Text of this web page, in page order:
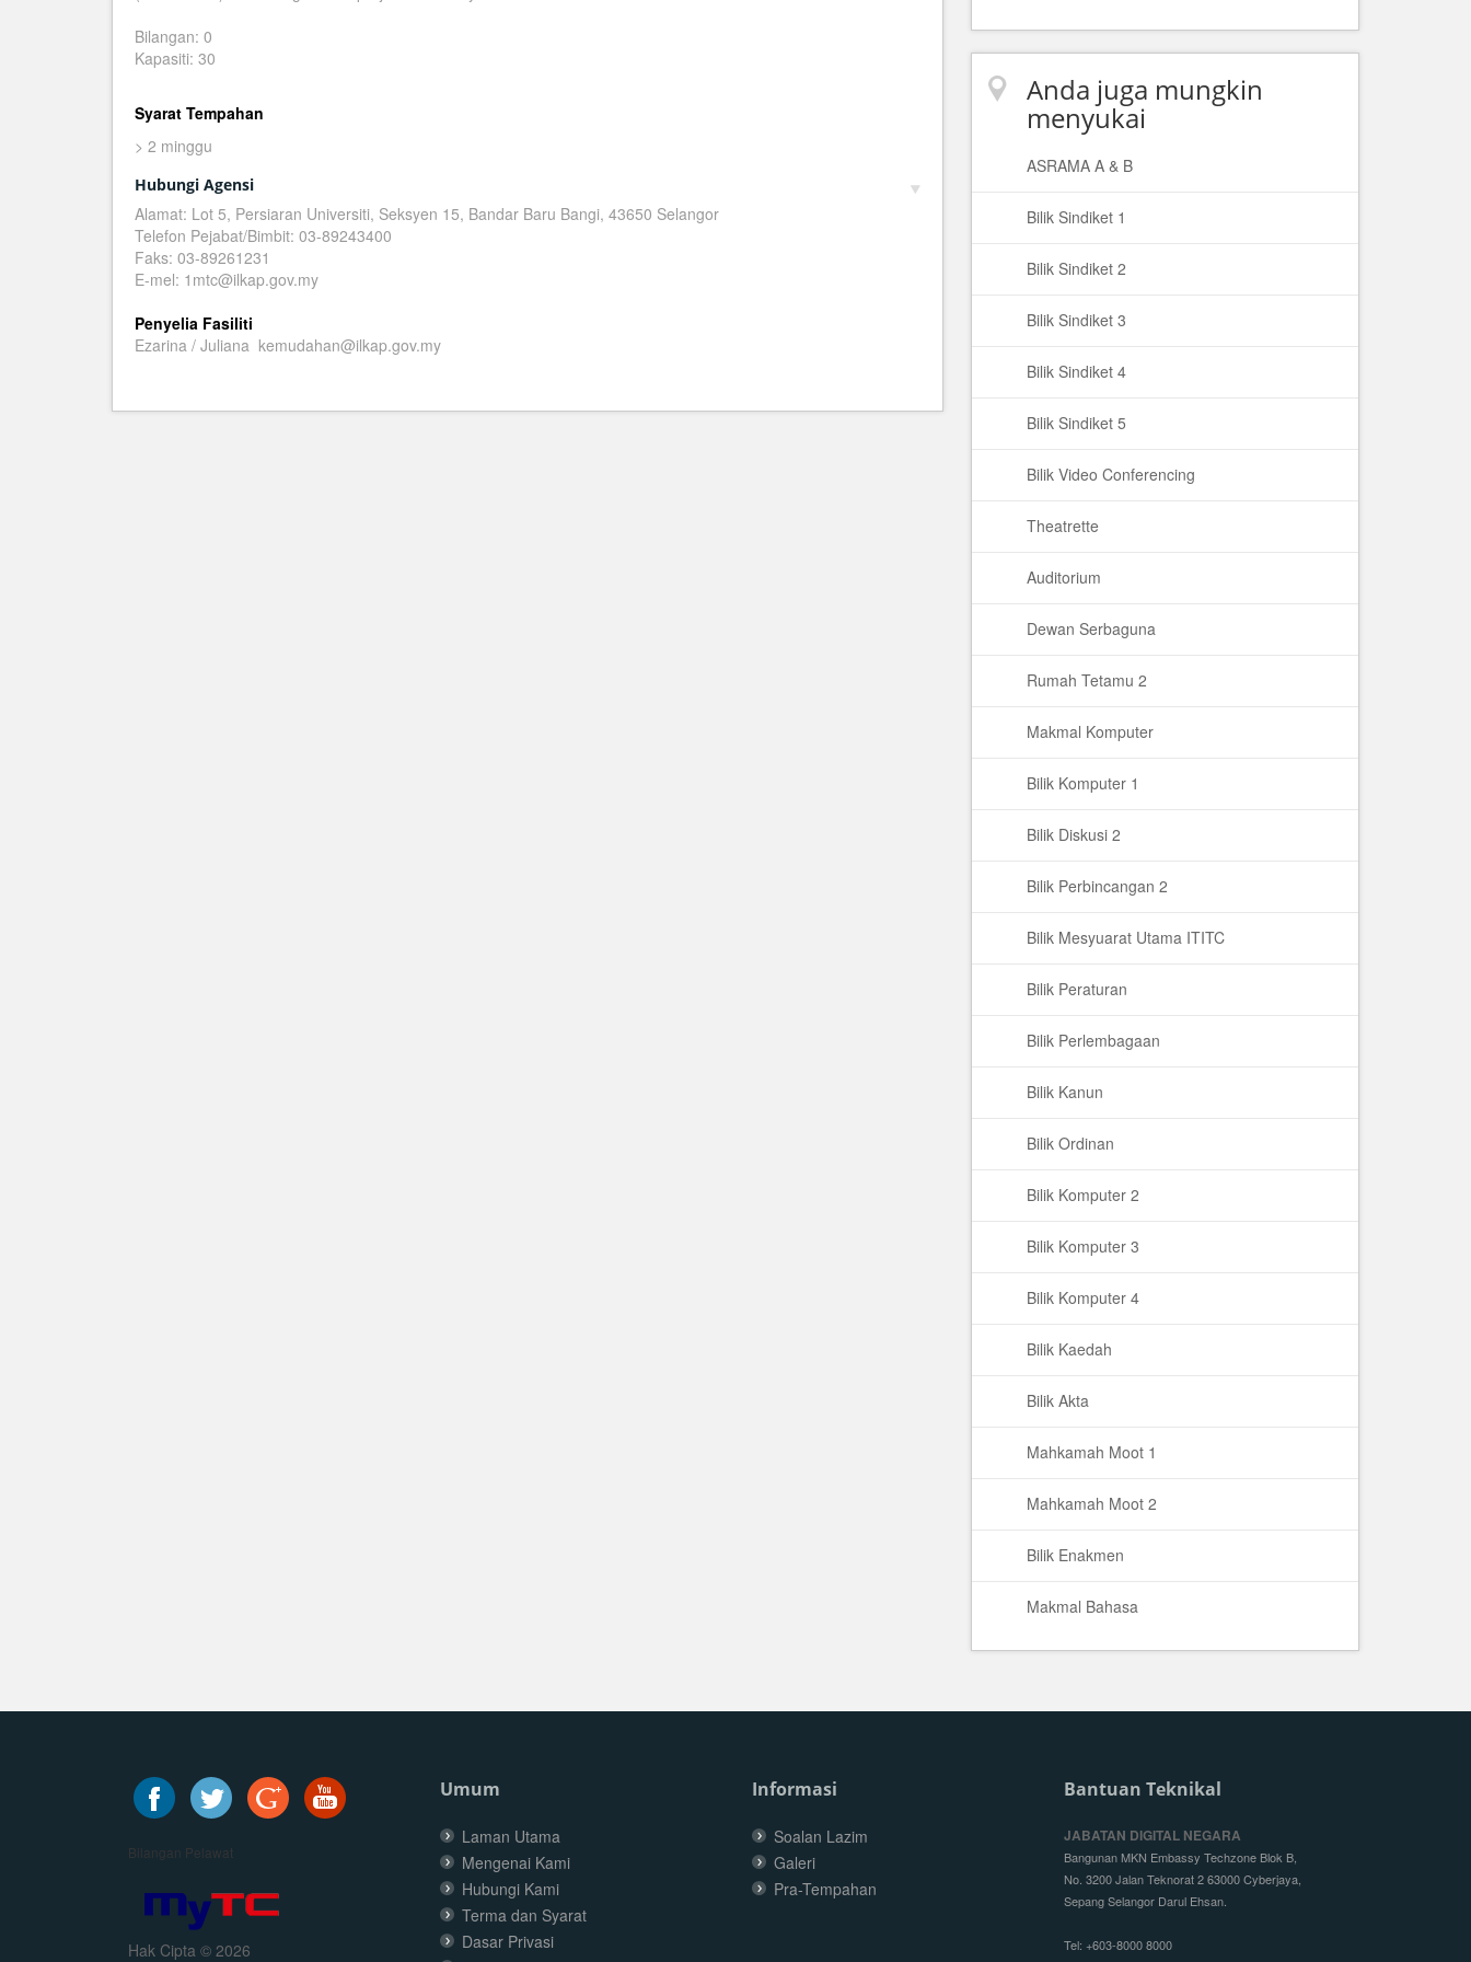
Bilangan: 0
Kapasiti: 30
Syarat Tempahan
> 2 minggu
Hubungi Agensi
Alamat: Lot 5, Persiaran Universiti, Seksyen 15, Bandar Baru Bangi, 43650 Selangor
Telefon Pejabat/Bimbit: 03-89243400
Faks: 03-89261231
E-mel: 1mtc@ilkap.gov.my
Penyelia Fasiliti
Ezarina / Juliana kemudahan@ilkap.gov.my
Anda juga mungkin
menyukai
ASRAMA A & B
Bilik Sindiket 1
Bilik Sindiket 2
Bilik Sindiket 3
Bilik Sindiket 4
Bilik Sindiket 5
Bilik Video Conferencing
Theatrette
Auditorium
Dewan Serbaguna
Rumah Tetamu 2
Makmal Komputer
Bilik Komputer 1
Bilik Diskusi 2
Bilik Perbincangan 2
Bilik Mesyuarat Utama ITITC
Bilik Peraturan
Bilik Perlembagaan
Bilik Kanun
Bilik Ordinan
Bilik Komputer 2
Bilik Komputer 3
Bilik Komputer 4
Bilik Kaedah
Bilik Akta
Mahkamah Moot 1
Mahkamah Moot 2
Bilik Enakmen
Makmal Bahasa
Bilangan Pelawat
Hak Cipta © 2026
Umum
Laman Utama
Mengenai Kami
Hubungi Kami
Terma dan Syarat
Dasar Privasi
Informasi
Soalan Lazim
Galeri
Pra-Tempahan
Bantuan Teknikal
JABATAN DIGITAL NEGARA
Bangunan MKN Embassy Techzone Blok B,
No. 3200 Jalan Teknorat 2 63000 Cyberjaya,
Sepang Selangor Darul Ehsan.
Tel: +603-8000 8000